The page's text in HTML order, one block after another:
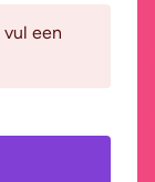
een